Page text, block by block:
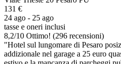
131 €
24 ago - 25 ago
tasse e oneri inclusi
8,2/10 Ottimo! (296 recensioni)
"Hotel sul lungomare di Pesaro
addizionale nel garage a 25 euro